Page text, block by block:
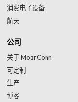
消费电子设备
航天
公司
关于 MoarConn
可定制
生产
博客